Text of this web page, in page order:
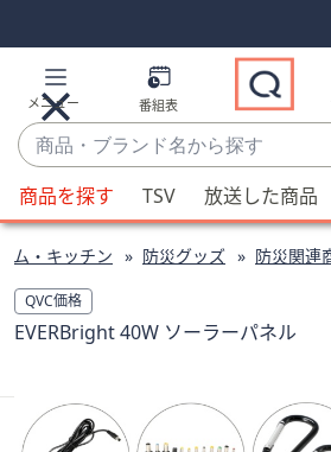
Links
Links2
メニュー 番組表
商
品・
ブ
ラ
ン
名
か
す
候
補
利
用
可
合、
商品を探す TSV 放送した商品
ム・キッチン 防災グッズ 防災関連
QVC価格
EVERBright 40W ソーラーパネル